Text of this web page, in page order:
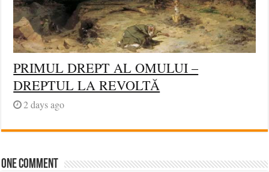
PRIMUL DREPT AL OMULUI –
DREPTUL LA REVOLTĂ
2 days ago
One comment